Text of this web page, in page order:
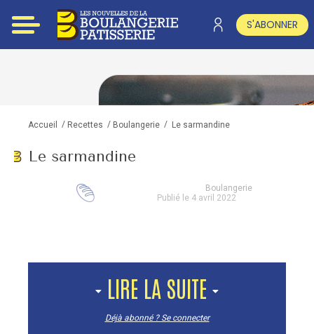
S'ABONNER
Accueil / Recettes / Boulangerie / Le sarmandine
Le sarmandine
Boulangerie
Publié le 4 avril 2022
LIRE LA SUITE
Déjà abonné ? Se connecter